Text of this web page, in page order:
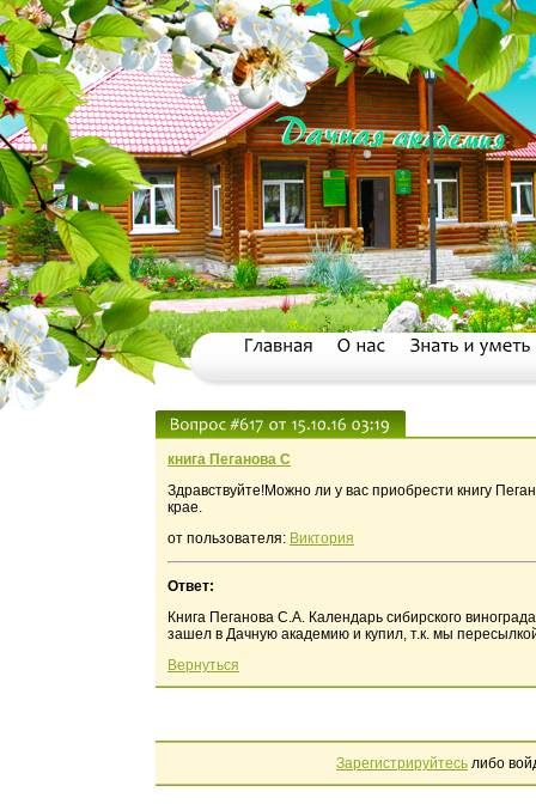
книга Пеганова С
Здравствуйте!Можно ли у вас приобрести книгу
крае.
от пользователя: Виктория
Ответ:
Книга Пеганова С.А. Календарь сибирского
зашел в Дачную академию и купил, т.к. мы
Вернуться
Зарегистрируйтесь либо